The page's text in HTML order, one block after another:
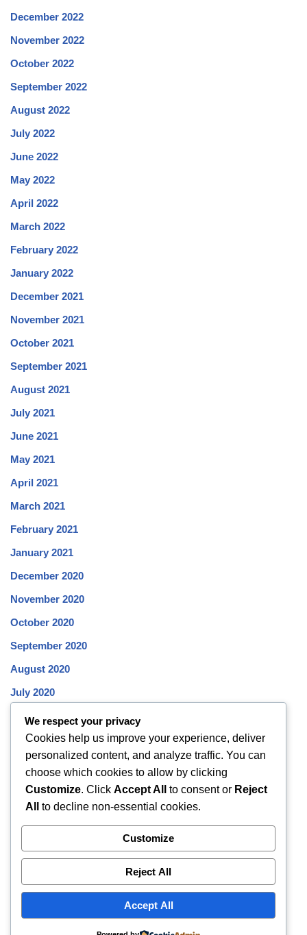
December 2022
November 2022
October 2022
September 2022
August 2022
July 2022
June 2022
May 2022
April 2022
March 2022
February 2022
January 2022
December 2021
November 2021
October 2021
September 2021
August 2021
July 2021
June 2021
May 2021
April 2021
March 2021
February 2021
January 2021
December 2020
November 2020
October 2020
September 2020
August 2020
July 2020
June 2020
May 2020
April 2020
March 2020
February 2020
December 2019
We respect your privacy
Cookies help us improve your experience, deliver
personalized content, and analyze traffic. You can
choose which cookies to allow by clicking
Customize. Click Accept All to consent or Reject
All
to decline non-essential cookies.
Customize
Reject All
Accept All